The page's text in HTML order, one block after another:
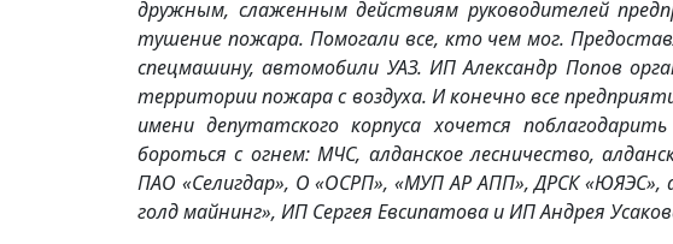
дружным, слаженным действиям руководителей
тушение пожара. Помогали все, кто чем мог.
спецмашину, автомобили УАЗ. ИП Александр Попов
территории пожара с воздуха. И конечно все
имени депутатского корпуса хочется
бороться с огнем: МЧС, алданское лесничество,
ПАО «Селигдар», О «ОСРП», «МУП АР АПП», ДРСК «ЮЯЭС»,
голд майнинг», ИП Сергея Евсипатова и ИП Андрея